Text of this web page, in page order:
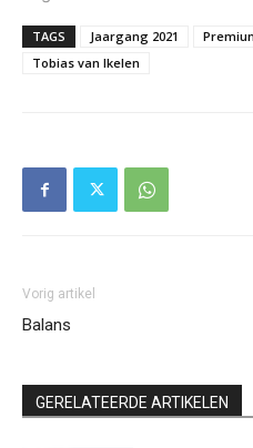
TAGS Jaargang 2021
Tobias van Ikelen
Vorig artikel
Balans
GERELATEERDE ARTIKELEN